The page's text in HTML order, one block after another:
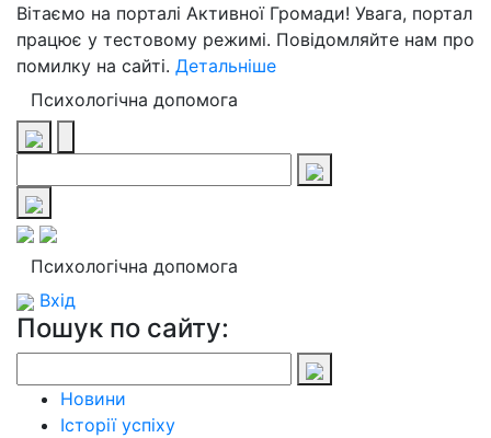
Вітаємо на порталі Активної Громади! Увага, портал
працює у тестовому режимі. Повідомляйте нам про
помилку на сайті. Детальніше
Психологічна допомога
Психологічна допомога
Вхід
Пошук по сайту:
Новини
Історії успіху